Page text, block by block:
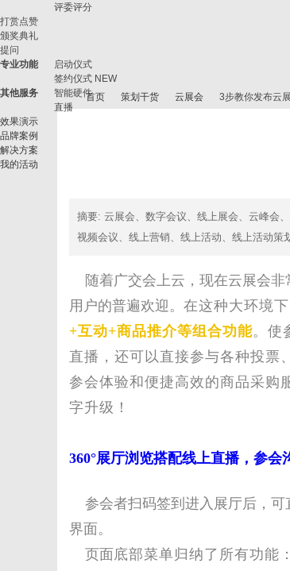
评委评分
打赏点赞
颁奖典礼
提问
专业功能
启动仪式
签约仪式 NEW
其他服务
智能硬件
直播
效果演示
品牌案例
解决方案
我的活动
首页 策划干货 云展会 3步教你发布云
摘要: 云展会、数字会议、线上展会、云峰会
视频会议、线上营销、线上活动、线上活动策
随着广交会上云，现在云展会非
用户的普遍欢迎。 在这种大环境
+互动+商品推介等组合功能。使
直播，还可以直接参与各种投票
参会体验和便捷高效的商品采购
字升级！
360°展厅浏览搭配线上直播，参会
参会者扫码签到进入展厅后，可
界面。
页面底部菜单归纳了所有功能